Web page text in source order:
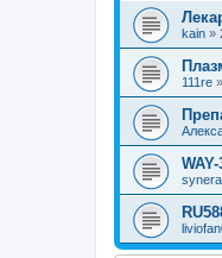
kain »
111re »